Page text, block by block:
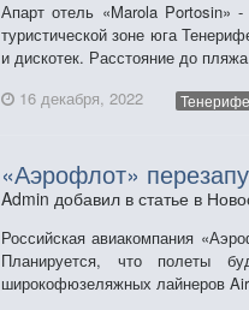
Апарт отель «Marola Portosin»
туристической зоне юга
и дискотек. Расстояние до
16 декабря, 2022
Тенерифе
​«Аэрофлот»
Admin добавил в статье в
Российская авиакомпания
Планируется, что полеты
широкофюзеляжных лайнеров